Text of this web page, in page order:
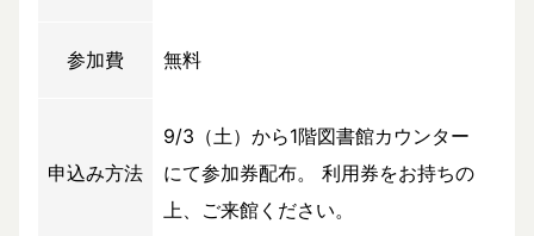
参加費 無料
申込み方法
9/3（土）から1階図書館カウンター
にて参加券配布。 利用券をお持ちの
上、ご来館ください。